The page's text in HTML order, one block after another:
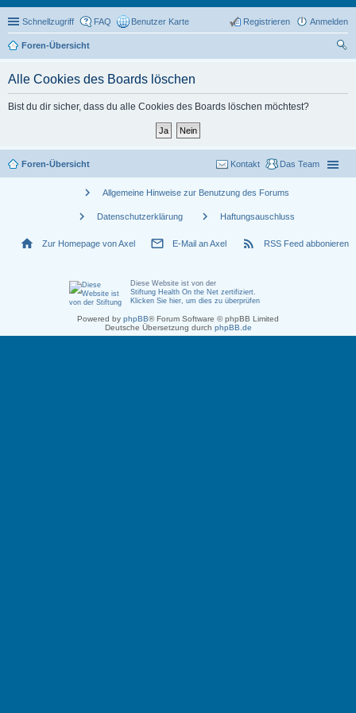
Schnellzugriff FAQ Benutzer Karte Anmelden
Registrieren
Foren-Übersicht
Alle Cookies des Boards löschen
Bist du dir sicher, dass du alle Cookies des Boards löschen möchtest?
Foren-Übersicht Das Team
Kontakt
chevron_right Allgemeine Hinweise zur Benutzung des Forums
chevron_right Datenschutzerklärung chevron_right Haftungsauschluss
home Zur Homepage von Axel mail_outline E-Mail an Axel rss_feed RSS Feed abbonieren
Diese Website ist von der
Stiftung Health On the Net zertifiziert.
Klicken Sie hier, um dies zu überprüfen
Powered by phpBB® Forum Software © phpBB Limited
Deutsche Übersetzung durch phpBB.de